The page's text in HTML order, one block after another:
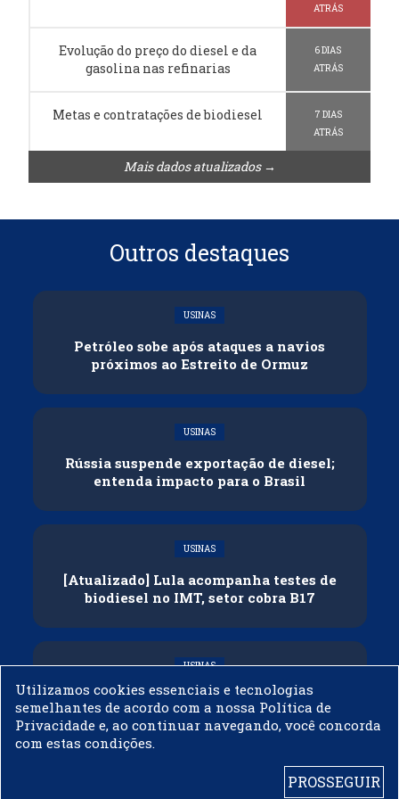
ATRÁS
Evolução do preço do diesel e da
gasolina nas refinarias
6 DIAS
ATRÁS
Metas e contratações de biodiesel
7 DIAS
ATRÁS
Mais dados atualizados →
Outros destaques
USINAS
Petróleo sobe após ataques a navios
próximos ao Estreito de Ormuz
USINAS
Rússia suspende exportação de diesel;
entenda impacto para o Brasil
USINAS
[Atualizado] Lula acompanha testes de
biodiesel no IMT, setor cobra B17
USINAS
Governo adia reunião sobre mistura de
etanol na gasolina
Utilizamos cookies essenciais e tecnologias
semelhantes de acordo com a nossa Política de
Privacidade e, ao continuar navegando, você concorda
com estas condições.
PROSSEGUIR